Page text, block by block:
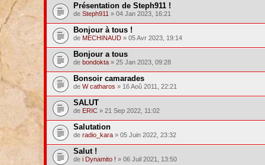
Présentation de Steph911 !
de Steph911 » 04 Jan 2023, 16:21
Bonjour à tous !
de MECHINAUD» 05 Avr 2023, 19:14
Bonjour a tous
de bondokta» 25 Jan 2023, 09:28
Bonsoir camarades
de W catharos » 16 Aoû 2011, 22:21
SALUT
de ERIC» 21 Sep 2022, 11:02
Salutation
de radio_kara» 05 Juin 2022, 23:32
Salut !
de i Dynamito ! » 06 Juil 2021, 13:50